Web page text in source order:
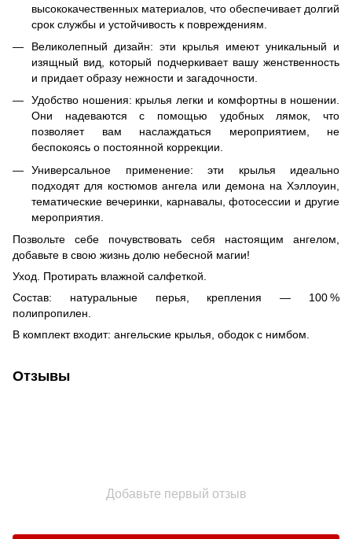
высококачественных материалов, что обеспечивает долгий
срок службы и устойчивость к повреждениям.
Великолепный дизайн: эти крылья имеют уникальный и
изящный вид, который подчеркивает вашу женственность
и придает образу нежности и загадочности.
Удобство ношения: крылья легки и комфортны в ношении.
Они надеваются с помощью удобных лямок, что
позволяет вам наслаждаться мероприятием, не
беспокоясь о постоянной коррекции.
Универсальное применение: эти крылья идеально
подходят для костюмов ангела или демона на Хэллоуин,
тематические вечеринки, карнавалы, фотосессии и другие
мероприятия.
Позвольте себе почувствовать себя настоящим ангелом,
добавьте в свою жизнь долю небесной магии!
Уход. Протирать влажной салфеткой.
Состав: натуральные перья, крепления — 100 %
полипропилен.
В комплект входит: ангельские крылья, ободок с нимбом.
Отзывы
Добавьте первый отзыв